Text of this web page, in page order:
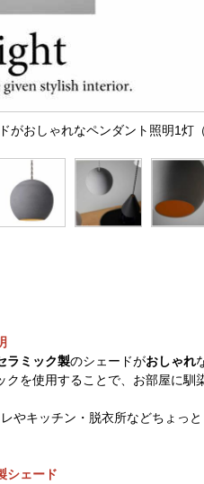
がおしゃれなペンダント照明1灯
ラミック製のシェードがおしゃれ
クを使用することで、お部屋に馴
やキッチン・脱衣所などちょっ
シェード